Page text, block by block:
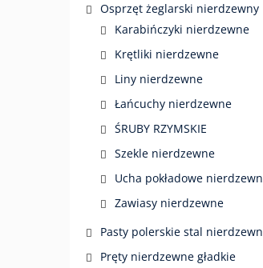
Osprzęt żeglarski nierdzewny
Karabińczyki nierdzewne
Krętliki nierdzewne
Liny nierdzewne
Łańcuchy nierdzewne
ŚRUBY RZYMSKIE
Szekle nierdzewne
Ucha pokładowe
Zawiasy nierdzewne
Pasty polerskie stal
Pręty nierdzewne gładkie